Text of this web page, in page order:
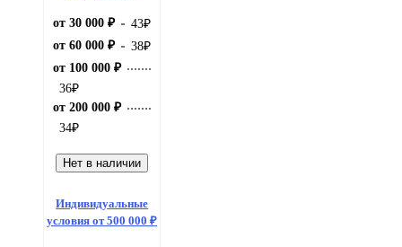
от 30 000 ₽ 43₽
от 60 000 ₽
38₽
от 100 000 ₽
36₽
от 200 000 ₽
34₽
Нет в наличии
Индивидуальные
условия от 500 000 ₽